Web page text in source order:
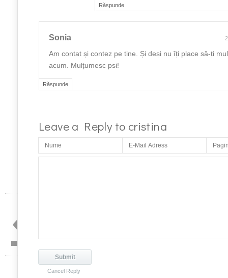
Răspunde
Răspunde
Sonia
Am contat și contez pe tine. Și deși nu îți place să-ți
acum. Mulțumesc psi!
Leave a Reply to cristina
Cancel Reply
«